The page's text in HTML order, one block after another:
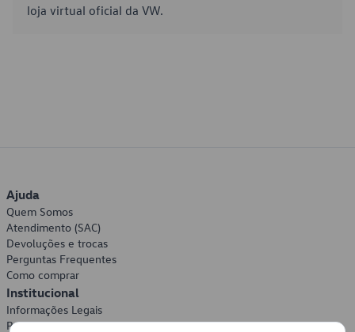
loja virtual oficial da VW.
Ajuda
Quem Somos
Atendimento (SAC)
Devoluções e trocas
Perguntas Frequentes
Como comprar
Institucional
Informações Legais
Política de Privacidade